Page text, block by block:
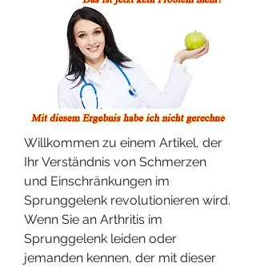
Willkommen zu einem Artikel, der
Ihr Verständnis von Schmerzen
und Einschränkungen im
Sprunggelenk revolutionieren wird.
Wenn Sie an Arthritis im
Sprunggelenk leiden oder
jemanden kennen, der mit dieser